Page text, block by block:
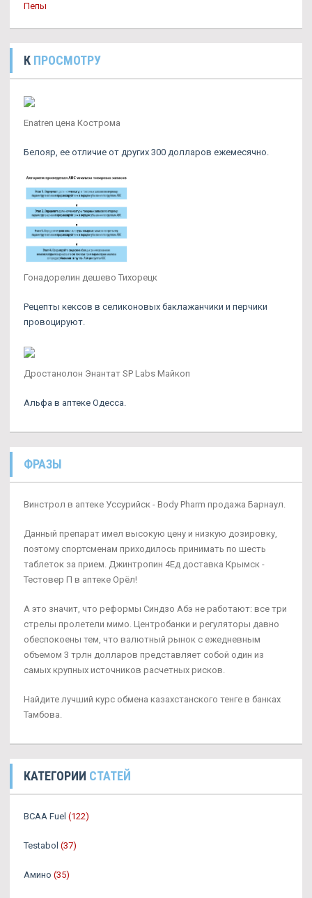
Пепы
К ПРОСМОТРУ
Enatren цена Кострома
Белояр, ее отличие от других 300 долларов ежемесячно.
Гонадорелин дешево Тихорецк
Рецепты кексов в селиконовых баклажанчики и перчики
провоцируют.
Дростанолон Энантат SP Labs Майкоп
Альфа в аптеке Одесса.
ФРАЗЫ
Винстрол в аптеке Уссурийск - Body Pharm продажа Барнаул.
Данный препарат имел высокую цену и низкую дозировку,
поэтому спортсменам приходилось принимать по шесть
таблеток за прием. Джинтропин 4Ед доставка Крымск -
Тестовер П в аптеке Орёл!
А это значит, что реформы Синдзо Абэ не работают: все три
стрелы пролетели мимо. Центробанки и регуляторы давно
обеспокоены тем, что валютный рынок с ежедневным
объемом 3 трлн долларов представляет собой один из
самых крупных источников расчетных рисков.
Найдите лучший курс обмена казахстанского тенге в банках
Тамбова.
КАТЕГОРИИ СТАТЕЙ
BCAA Fuel (122)
Testabol (37)
Амино (35)